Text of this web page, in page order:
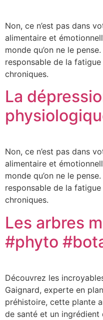
Non, ce n’est pas dans
alimentaire et
monde qu’on ne le
responsable de la
chroniques.
La
Non, ce n’est pas dans
alimentaire et
monde qu’on ne le
responsable de la
chroniques.
Les arbres
#phyto
Découvrez les
Gaignard, experte en
préhistoire, cette plante
de santé et un ingrédient